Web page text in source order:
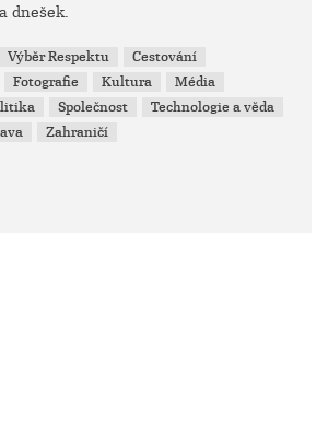
dnešek.
Výběr Respektu
Cestování
Fotografie Kultura
Média
Společnost
Technologie a věda
Zahraničí